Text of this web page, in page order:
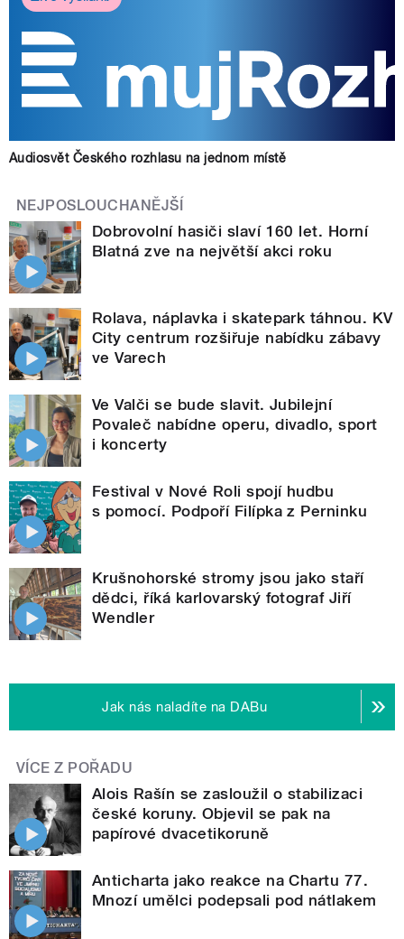
Audiosvět Českého rozhlasu na jednom místě
NEJPOSLOUCHANĚJŠÍ
Dobrovolní hasiči slaví 160 let. Horní
Blatná zve na největší akci roku
Rolava, náplavka i skatepark táhnou. KV
City centrum rozšiřuje nabídku zábavy
ve Varech
Ve Valči se bude slavit. Jubilejní
Povaleč nabídne operu, divadlo, sport
i koncerty
Festival v Nové Roli spojí hudbu
s pomocí. Podpoří Filípka z Perninku
Krušnohorské stromy jsou jako staří
dědci, říká karlovarský fotograf Jiří
Wendler
Jak nás naladíte na DABu
VÍCE Z POŘADU
Alois Rašín se zasloužil o stabilizaci
české koruny. Objevil se pak na
papírové dvacetikoruně
Anticharta jako reakce na Chartu 77.
Mnozí umělci podepsali pod nátlakem